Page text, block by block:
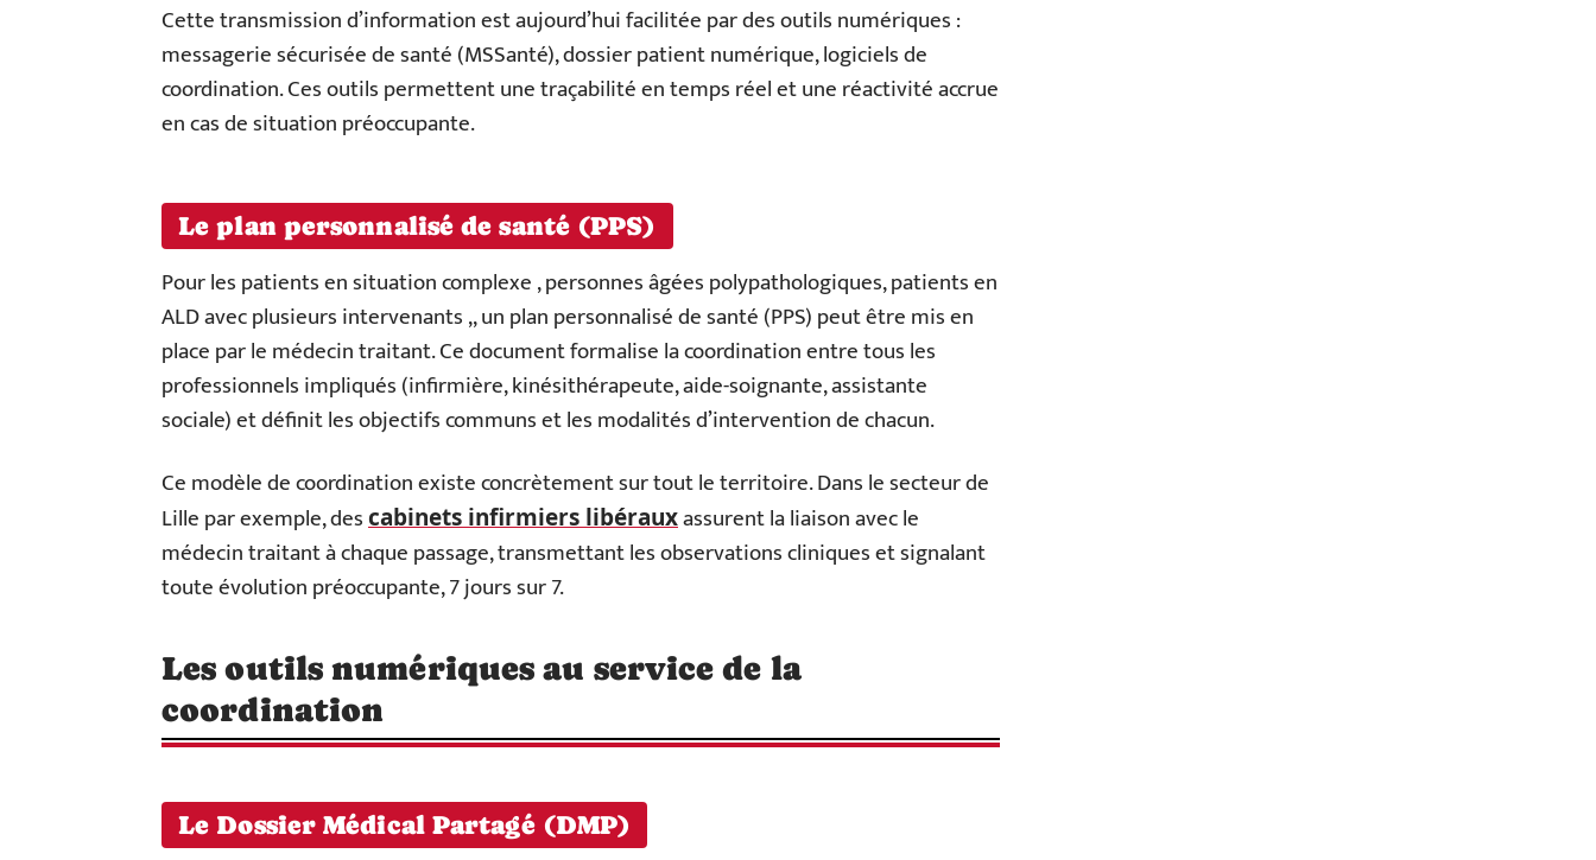
Cette transmission d’information est aujourd’hui facilitée par des outils numériques :
messagerie sécurisée de santé (MSSanté), dossier patient numérique, logiciels de
coordination. Ces outils permettent une traçabilité en temps réel et une réactivité accrue
en cas de situation préoccupante.
Le plan personnalisé de santé (PPS)
Pour les patients en situation complexe , personnes âgées polypathologiques, patients en
ALD avec plusieurs intervenants ,, un plan personnalisé de santé (PPS) peut être mis en
place par le médecin traitant. Ce document formalise la coordination entre tous les
professionnels impliqués (infirmière, kinésithérapeute, aide-soignante, assistante
sociale) et définit les objectifs communs et les modalités d’intervention de chacun.
Ce modèle de coordination existe concrètement sur tout le territoire. Dans le secteur de
Lille par exemple, descabinets infirmiers libérauxassurent la liaison avec le
médecin traitant à chaque passage, transmettant les observations cliniques et signalant
toute évolution préoccupante, 7 jours sur 7.
Les outils numériques au service de la
coordination
Le Dossier Médical Partagé (DMP)